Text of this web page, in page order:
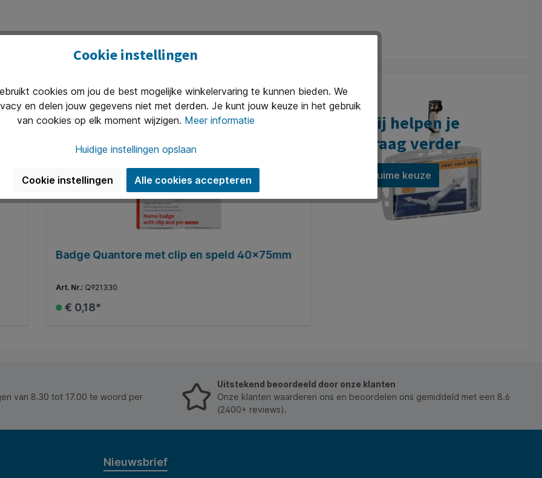
badges en toebehoren
500+ op voorraad
Badge Quantore met clip en speld 40x75mm
Art. Nr.: Q921330
€ 0,18*
Wij helpen je
graag verder
Ruime keuze
van 8.30 tot 17.00 te woord per
Uitstekend beoordeeld door onze klanten
Onze klanten waarderen ons en beoordelen ons gemiddeld met een 8.6
(2400+ reviews).
Nieuwsbrief
Cookie instellingen
cookies om jou de best mogelijke winkelervaring te kunnen bieden. We
en delen jouw gegevens niet met derden. Je kunt jouw keuze in het gebruik
van cookies op elk moment wijzigen. Meer informatie
Huidige instellingen opslaan
Cookie instellingen Alle cookies accepteren